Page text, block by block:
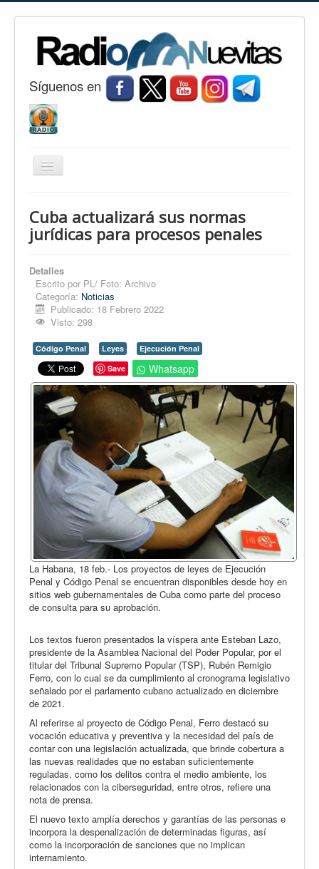
Síguenos en
Cambiar
Nuevitas
Conozca Nuevitas
Fotorreportaje
Opinión
En audio
Medio Ambiente
Ciencia, tecnología y curiosidades
Francés
Inglés
Desempolvando la historia
Cuba actualizará sus normas
jurídicas para procesos penales
Detalles
Escrito por PL/ Foto: Archivo
Categoría: Noticias
Publicado: 18 Febrero 2022
Visto: 298
Código Penal Leyes
Ejecución Penal
Save
Whatsapp
La Habana, 18 feb.- Los proyectos de leyes de Ejecución
Penal y Código Penal se encuentran disponibles desde hoy en
sitios web gubernamentales de Cuba como parte del proceso
de consulta para su aprobación.
Los textos fueron presentados la víspera ante Esteban Lazo,
presidente de la Asamblea Nacional del Poder Popular, por el
titular del Tribunal Supremo Popular (TSP), Rubén Remigio
Ferro, con lo cual se da cumplimiento al cronograma legislativo
señalado por el parlamento cubano actualizado en diciembre
de 2021.
Al referirse al proyecto de Código Penal, Ferro destacó su
vocación educativa y preventiva y la necesidad del país de
contar con una legislación actualizada, que brinde cobertura a
las nuevas realidades que no estaban suficientemente
reguladas, como los delitos contra el medio ambiente, los
relacionados con la ciberseguridad, entre otros, refiere una
nota de prensa.
El nuevo texto amplía derechos y garantías de las personas e
incorpora la despenalización de determinadas figuras, así
como la incorporación de sanciones que no implican
internamiento.